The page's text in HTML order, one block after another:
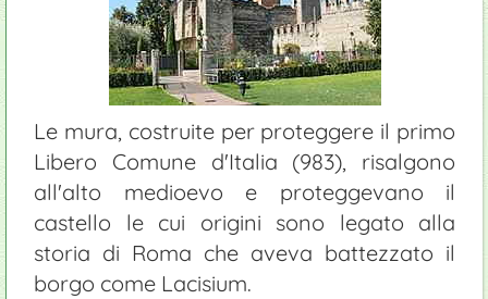
Le mura, costruite per proteggere il primo
Libero Comune d'Italia (983), risalgono
all'alto medioevo e proteggevano il
castello le cui origini sono legato alla
storia di Roma che aveva battezzato il
borgo come Lacisium.